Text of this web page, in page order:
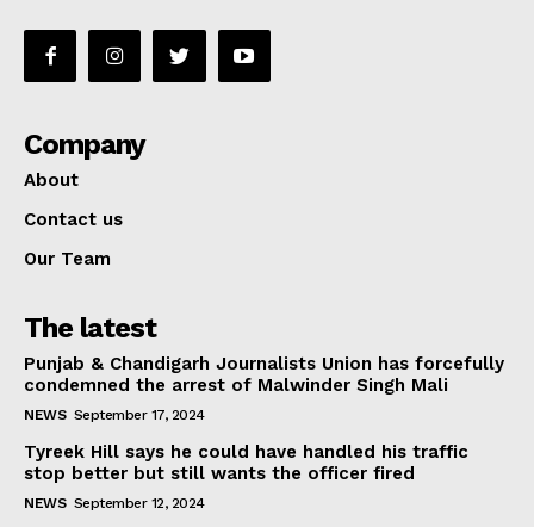
Company
About
Contact us
Our Team
The latest
Punjab & Chandigarh Journalists Union has forcefully
condemned the arrest of Malwinder Singh Mali
NEWS September 17, 2024
Tyreek Hill says he could have handled his traffic
stop better but still wants the officer fired
NEWS September 12, 2024